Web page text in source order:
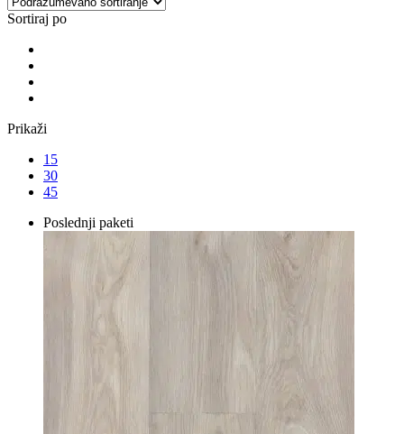
Sortiraj po
Prikaži
15
30
45
Poslednji paketi